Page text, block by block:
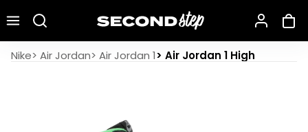
Nike> Air Jordan> Air Jordan 1> Air Jordan 1 High
Air Jordan 1 Retro High Zoom Black Green